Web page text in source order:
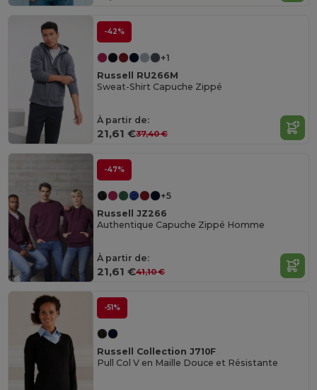
-42%
+1
Russell RU266M
Sweat-Shirt Capuche Zippé
À partir de:
21,61 €37,40 €
-47%
+5
Russell JZ266
Authentique Capuche Zippé Homme
À partir de:
21,61 €41,10 €
-51%
Russell Collection J710F
Pull Col V en Maille Douce et Résistante